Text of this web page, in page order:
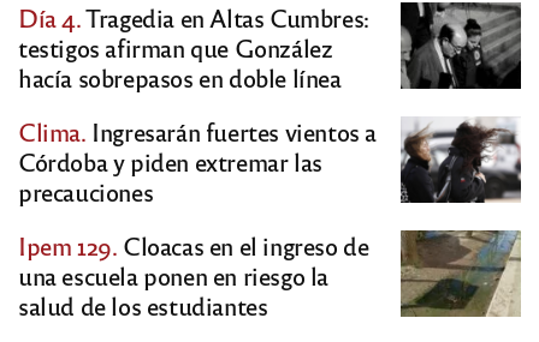
Día 4.Tragedia en Altas Cumbres:
testigos afirman que González
hacía sobrepasos en doble línea
Clima. Ingresarán fuertes vientos a
Córdoba y piden extremar las
precauciones
Ipem 129. Cloacas en el ingreso de
una escuela ponen en riesgo la
salud de los estudiantes